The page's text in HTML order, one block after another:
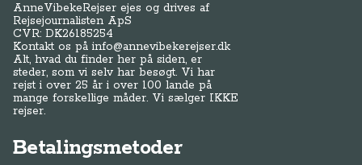
AnneVibekeRejser ejes og drives af
Rejsejournalisten ApS
CVR: DK26185254
Kontakt os påinfo@annevibekerejser.dk
Alt, hvad du finder her på siden, er
steder, som vi selv har besøgt. Vi har
rejst i over 25 år i over 100 lande på
mange forskellige måder. Vi sælger IKKE
rejser.
Betalingsmetoder